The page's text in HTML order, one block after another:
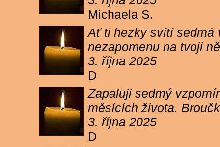
Michaela S.
Ať ti hezky svítí sedmá
nezapomenu na tvoji
3. října 2025
D
Zapaluji sedmý
měsících života.
3. října 2025
D